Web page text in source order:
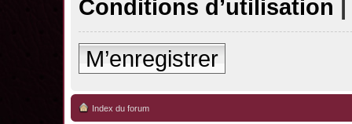
Conditions d’utilisation |
M’enregistrer
Index du forum